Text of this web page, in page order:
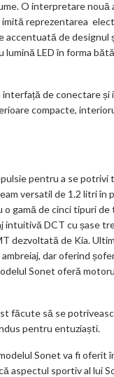
O interpretare
reprezentarea
de
LED în forma
de conectare
compacte,
pentru a se
versatil de 1.2 litri în
gamă de cinci tipuri
intuitivă DCT cu șase
dezvoltată de Kia.
dar oferind
Sonet oferă
făcute să se
pentru entuziaști.
Sonet va fi
aspectul sportiv al lui